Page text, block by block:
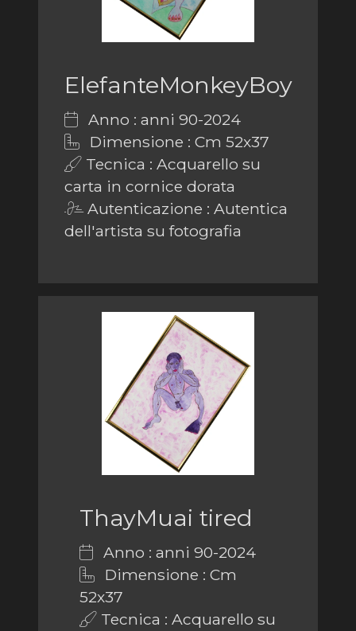
ElefanteMonkeyBoy
Anno : anni 90-2024
Dimensione : Cm 52x37
Tecnica : Acquarello su
carta in cornice dorata
Autenticazione : Autentica
dell'artista su fotografia
ThayMuai tired
Anno : anni 90-2024
Dimensione : Cm
52x37
Tecnica : Acquarello su